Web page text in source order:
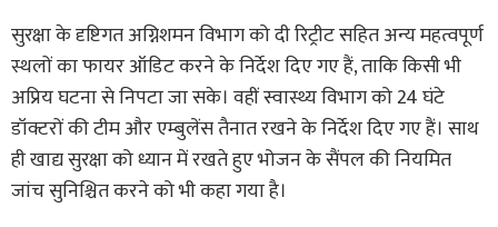
सुरक्षा के दृष्टिगत अग्निशमन विभाग को दी रिट्रीट सहित अन्य महत्वपूर्ण
स्थलों का फायर ऑडिट करने के निर्देश दिए गए हैं, ताकि किसी भी
अप्रिय घटना से निपटा जा सके। वहीं स्वास्थ्य विभाग को 24 घंटे
डॉक्टरों की टीम और एम्बुलेंस तैनात रखने के निर्देश दिए गए हैं। साथ
ही खाद्य सुरक्षा को ध्यान में रखते हुए भोजन के सैंपल की नियमित
जांच सुनिश्चित करने को भी कहा गया है।